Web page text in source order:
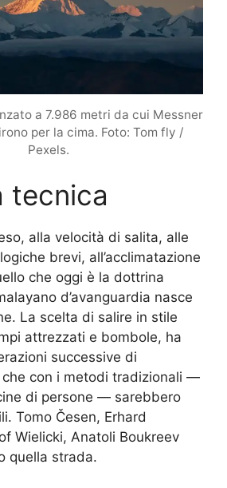
a 7.986 metri da cui Messner
per la cima. Foto: Tom fly /
Pexels.
tecnica
alla velocità di salita, alle
brevi, all’acclimatazione
che oggi è la dottrina
d’avanguardia nasce
La scelta di salire in stile
attrezzati e bombole, ha
successive di
con i metodi tradizionali —
di persone — sarebbero
Tomo Česen, Erhard
Wielicki, Anatoli Boukreev
quella strada.